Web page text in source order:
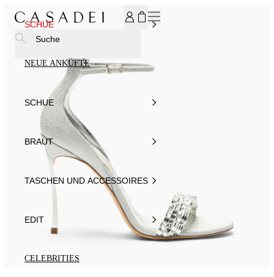
SCHUE
NEUE ANKÜFTE
SCHUE
BRAUT
TASCHEN UND ACCESSOIRES
EDIT
CELEBRITIES
Suche